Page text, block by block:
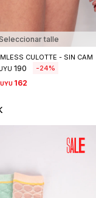
talle
CULOTTE - SIN
190 24
UYU 162